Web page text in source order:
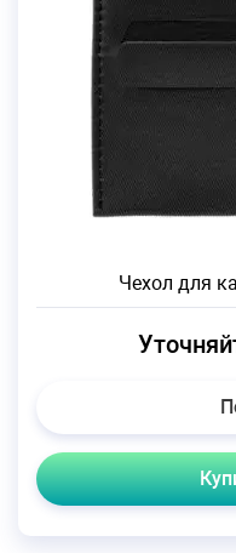
Чехол для